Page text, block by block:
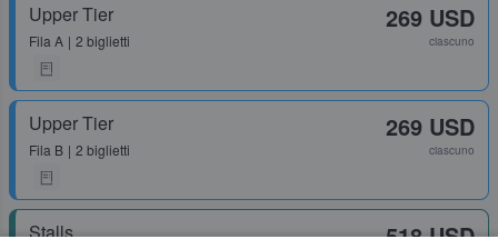
Upper Tier
Fila A 2 biglietti
269 USD
ciascuno
Upper Tier
Fila B 2 biglietti
269 USD
ciascuno
Stalls